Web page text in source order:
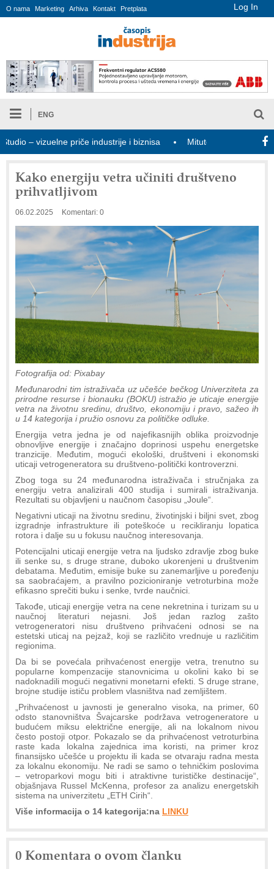
Log In
O nama Marketing Arhiva Kontakt Pretplata
ENG
– vizuelne priče industrije i biznisa Mitutoyo Crysta-Apex V
Kako energiju vetra učiniti društveno
prihvatljivom
06.02.2025 Komentari: 0
Fotografija od: Pixabay
Međunarodni tim istraživača uz učešće bečkog Univerziteta za
prirodne resurse i bionauku (BOKU) istražio je uticaje energije
vetra na životnu sredinu, društvo, ekonomiju i pravo, sažeo ih
u 14 kategorija i pružio osnovu za političke odluke.
Energija vetra jedna je od najefikasnijih oblika proizvodnje
obnovljive energije i značajno doprinosi uspehu energetske
tranzicije. Međutim, mogući ekološki, društveni i ekonomski
uticaji vetrogeneratora su društveno-politički kontroverzni.
Zbog toga su 24 međunarodna istraživača i stručnjaka za
energiju vetra analizirali 400 studija i sumirali istraživanja.
Rezultati su objavljeni u naučnom časopisu „Joule“.
Negativni uticaji na životnu sredinu, životinjski i biljni svet, zbog
izgradnje infrastrukture ili poteškoće u recikliranju lopatica
rotora i dalje su u fokusu naučnog interesovanja.
Potencijalni uticaji energije vetra na ljudsko zdravlje zbog buke
ili senke su, s druge strane, duboko ukorenjeni u društvenim
debatama. Međutim, emisije buke su zanemarljive u poređenju
sa saobraćajem, a pravilno pozicioniranje vetroturbina može
efikasno sprečiti buku i senke, tvrde naučnici.
Takođe, uticaji energije vetra na cene nekretnina i turizam su u
naučnoj literaturi nejasni. Još jedan razlog zašto
vetrogeneratori nisu društveno prihvaćeni odnosi se na
estetski uticaj na pejzaž, koji se različito vrednuje u različitim
regionima.
Da bi se povećala prihvaćenost energije vetra, trenutno su
popularne kompenzacije stanovnicima u okolini kako bi se
nadoknadili mogući negativni monetarni efekti. S druge strane,
brojne studije ističu problem vlasništva nad zemljištem.
„Prihvaćenost u javnosti je generalno visoka, na primer, 60
odsto stanovništva Švajcarske podržava vetrogeneratore u
budućem miksu električne energije, ali na lokalnom nivou
često postoji otpor. Pokazalo se da prihvaćenost vetroturbina
raste kada lokalna zajednica ima koristi, na primer kroz
finansijsko učešće u projektu ili kada se otvaraju radna mesta
za lokalnu ekonomiju. Ne radi se samo o tehničkim poslovima
– vetroparkovi mogu biti i atraktivne turističke destinacije“,
objašnjava Russel McKenna, profesor za analizu energetskih
sistema na univerzitetu „ETH Cirih“.
Više informacija o 14 kategorija:na LINKU
0 Komentara o ovom članku